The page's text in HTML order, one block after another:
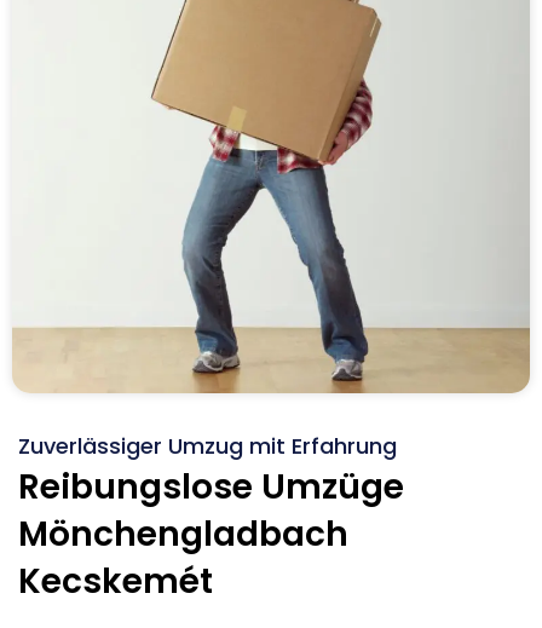
Zuverlässiger Umzug mit Erfahrung
Reibungslose Umzüge
Mönchengladbach
Kecskemét